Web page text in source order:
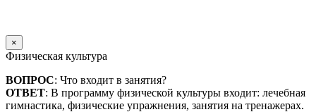
×
Физическая культура
ВОПРОС: Что входит в занятия?
ОТВЕТ: В программу физической культуры входит: лечебная
гимнастика, физические упражнения, занятия на тренажерах.